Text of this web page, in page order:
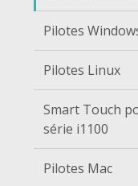
Pilotes
Pilotes Linux
Smart Touch
série i1100
Pilotes Mac